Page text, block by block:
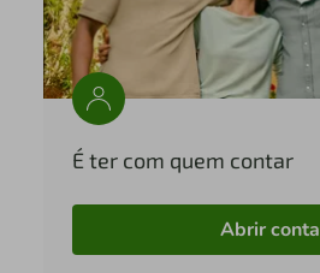
É ter com quem contar
Abrir conta